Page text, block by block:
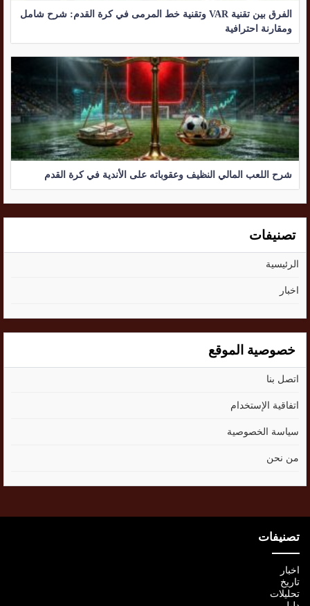
الفرق بين تقنية VAR وتقنية خط المرمى في كرة القدم: شرح شامل
ومقارنة احترافية
شرح اللعب المالي النظيف وعقوباته على الأندية في كرة القدم
تصنيفات
الرئيسية
اخبار
خصوصية الموقع
اتصل بنا
اتفاقية الإستخدام
سياسة الخصوصية
من نحن
تصنيفات
اخبار
تاريخ
تحليلات